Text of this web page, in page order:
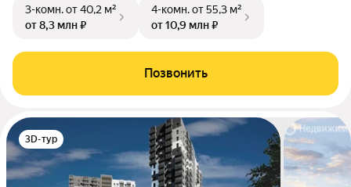
3-комн.от 40,2 м²
от 8,3 млн ₽
4-комн.от 55,3 м²
от 10,9 млн ₽
Позвонить
3D-тур